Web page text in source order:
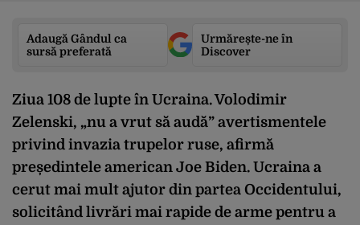
Adaugă Gândul ca
sursă preferată
Urmărește-ne în
Discover
Ziua 108 de lupte în Ucraina. Volodimir
Zelenski, „nu a vrut să audă” avertismentele
privind invazia trupelor ruse, afirmă
președintele american Joe Biden. Ucraina a
cerut mai mult ajutor din partea Occidentului,
solicitând livrări mai rapide de arme pentru a